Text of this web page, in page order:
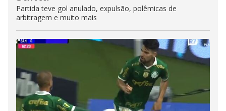
Partida teve gol anulado, expulsão, polêmicas de
arbitragem e muito mais